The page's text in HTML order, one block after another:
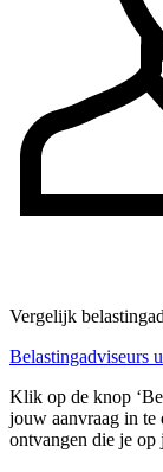
Vergelijk
Belastingadviseurs
Klik op de knop
jouw aanvraag in te
ontvangen die je